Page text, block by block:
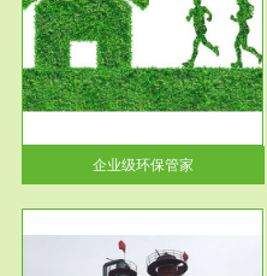
企业级环保管家
固体危险废物处理
固体废物解释：固体废物是指人
们在生产建设、日常生活和其他
活动中...